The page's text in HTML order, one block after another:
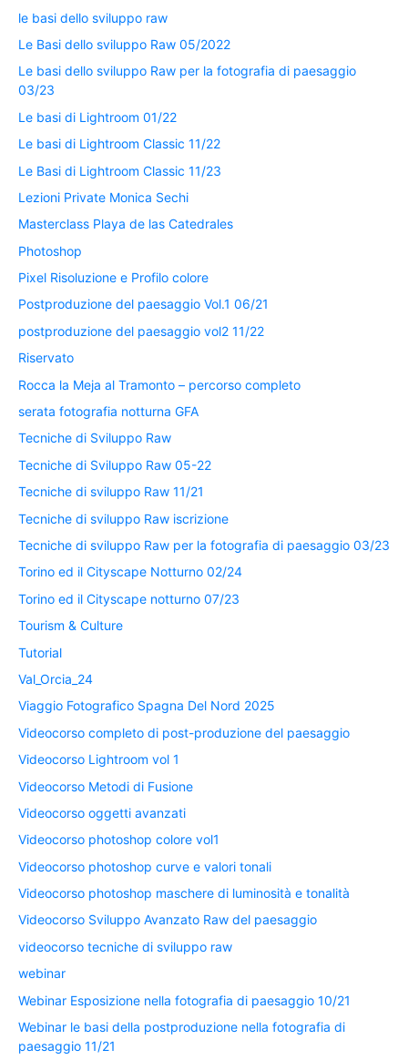
le basi dello sviluppo raw
Le Basi dello sviluppo Raw 05/2022
Le basi dello sviluppo Raw per la fotografia di paesaggio
03/23
Le basi di Lightroom 01/22
Le basi di Lightroom Classic 11/22
Le Basi di Lightroom Classic 11/23
Lezioni Private Monica Sechi
Masterclass Playa de las Catedrales
Photoshop
Pixel Risoluzione e Profilo colore
Postproduzione del paesaggio Vol.1 06/21
postproduzione del paesaggio vol2 11/22
Riservato
Rocca la Meja al Tramonto – percorso completo
serata fotografia notturna GFA
Tecniche di Sviluppo Raw
Tecniche di Sviluppo Raw 05-22
Tecniche di sviluppo Raw 11/21
Tecniche di sviluppo Raw iscrizione
Tecniche di sviluppo Raw per la fotografia di paesaggio 03/23
Torino ed il Cityscape Notturno 02/24
Torino ed il Cityscape notturno 07/23
Tourism & Culture
Tutorial
Val_Orcia_24
Viaggio Fotografico Spagna Del Nord 2025
Videocorso completo di post-produzione del paesaggio
Videocorso Lightroom vol 1
Videocorso Metodi di Fusione
Videocorso oggetti avanzati
Videocorso photoshop colore vol1
Videocorso photoshop curve e valori tonali
Videocorso photoshop maschere di luminosità e tonalità
Videocorso Sviluppo Avanzato Raw del paesaggio
videocorso tecniche di sviluppo raw
webinar
Webinar Esposizione nella fotografia di paesaggio 10/21
Webinar le basi della postproduzione nella fotografia di
paesaggio 11/21